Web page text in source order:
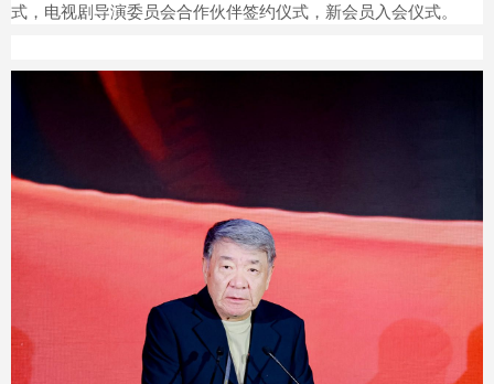
式，电视剧导演委员会合作伙伴签约仪式，新会员入会仪式。